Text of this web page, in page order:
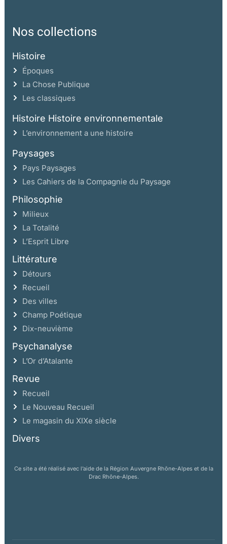
Nos collections
Histoire
Époques
La Chose Publique
Les classiques
Histoire Histoire environnementale
L’environnement a une histoire
Paysages
Pays Paysages
Les Cahiers de la Compagnie du Paysage
Philosophie
Milieux
La Totalité
L’Esprit Libre
Littérature
Détours
Recueil
Des villes
Champ Poétique
Dix-neuvième
Psychanalyse
L’Or d’Atalante
Revue
Recueil
Le Nouveau Recueil
Le magasin du XIXe siècle
Divers
Ce site a été réalisé avec l’aide de la Région Auvergne Rhône-Alpes et de la
Drac Rhône-Alpes.